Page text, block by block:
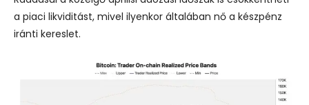
a piaci likviditást, mivel ilyenkor általában nő a készpénz
iránti kereslet.